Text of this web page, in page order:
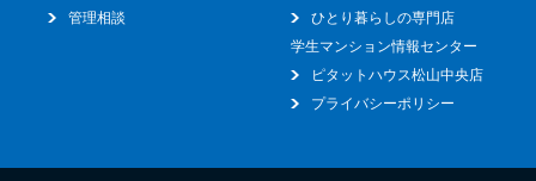
管理相談
ひとり暮らしの専門店
学生マンション情報センター
ピタットハウス松山中央店
プライバシーポリシー